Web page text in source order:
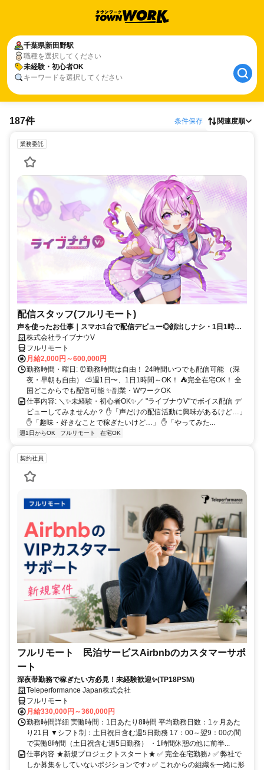
千葉県新田野駅
職種を選択してください
未経験・初心者OK
キーワードを選択してください
187件 条件保存 関連度順
業務委託
配信スタッフ(フルリモート)
声を使ったお仕事｜スマホ1台で配信デビュー◎顔出しナシ・1日1時間
～OK♪
株式会社ライブナウV
フルリモート
月給2,000円～600,000円
勤務時間・曜日: ⏰勤務時間は自由！ 24時間いつでも配信可能 （深
夜・早朝も自由） ⛅週1日〜、1日1時間～OK！ ⛺完全在宅OK！ 全
国どこからでも配信可能 ✨副業・WワークOK
仕事内容: ＼✨未経験・初心者OK✨／ "ライブナウV"でボイス配信 デ
ビューしてみませんか？ ✋「声だけの配信活動に興味があるけど…」
✋「趣味・好きなことで稼ぎたいけど…」 ✋「やってみた...
週1日からOK フルリモート 在宅OK
契約社員
フルリモート 民泊サービスAirbnbのカスタマーサポ
ート
深夜帯勤務で稼ぎたい方必見！未経験歓迎✨(TP18PSM)
Teleperformance Japan株式会社
フルリモート
月給330,000円～360,000円
勤務時間詳細 実働時間：1日あたり8時間 平均勤務日数：1ヶ月あた
り21日 ▼シフト制：土日祝日含む週5日勤務 17：00～翌9：00の間
で実働8時間（土日祝含む週5日勤務） ・1時間休憩の他に前半...
仕事内容 ★新規プロジェクトスタート★ ✅ 完全在宅勤務♪ ✅ 弊社で
しか募集をしていないポジションです♪ ✅ これからの組織を一緒に形